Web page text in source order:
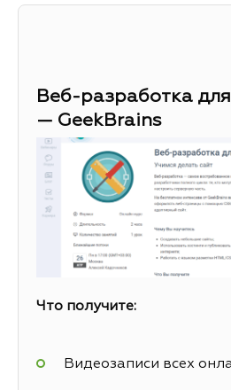
Веб-разработка
— GeekBrains
Что получите:
Видеозаписи всех